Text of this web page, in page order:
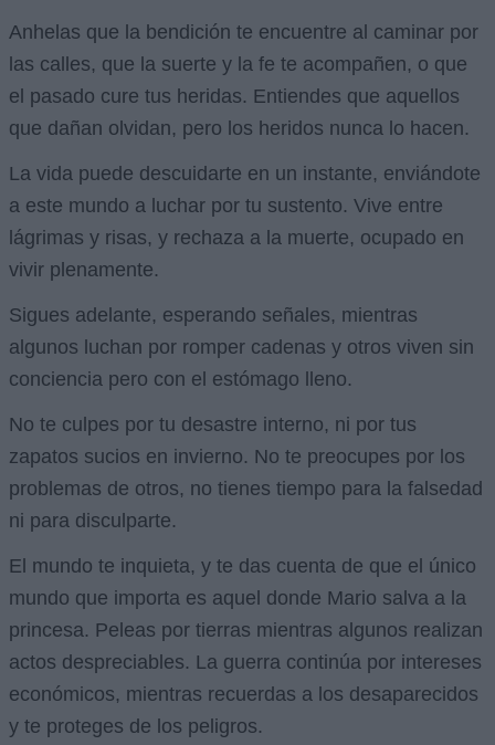
Anhelas que la bendición te encuentre al caminar por
las calles, que la suerte y la fe te acompañen, o que
el pasado cure tus heridas. Entiendes que aquellos
que dañan olvidan, pero los heridos nunca lo hacen.
La vida puede descuidarte en un instante, enviándote
a este mundo a luchar por tu sustento. Vive entre
lágrimas y risas, y rechaza a la muerte, ocupado en
vivir plenamente.
Sigues adelante, esperando señales, mientras
algunos luchan por romper cadenas y otros viven sin
conciencia pero con el estómago lleno.
No te culpes por tu desastre interno, ni por tus
zapatos sucios en invierno. No te preocupes por los
problemas de otros, no tienes tiempo para la falsedad
ni para disculparte.
El mundo te inquieta, y te das cuenta de que el único
mundo que importa es aquel donde Mario salva a la
princesa. Peleas por tierras mientras algunos realizan
actos despreciables. La guerra continúa por intereses
económicos, mientras recuerdas a los desaparecidos
y te proteges de los peligros.